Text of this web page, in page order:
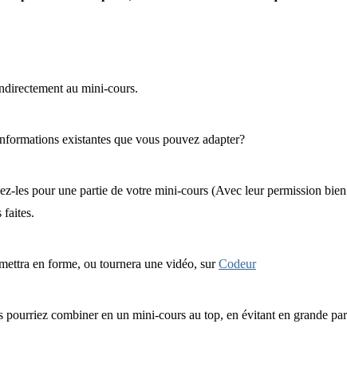
au mini-cours.
existantes que vous pouvez adapter?
les pour une partie de votre mini-cours (Avec leur permission
faites.
en forme, ou tournera une vidéo, surCodeur
combiner en un mini-cours au top, en évitant en grande